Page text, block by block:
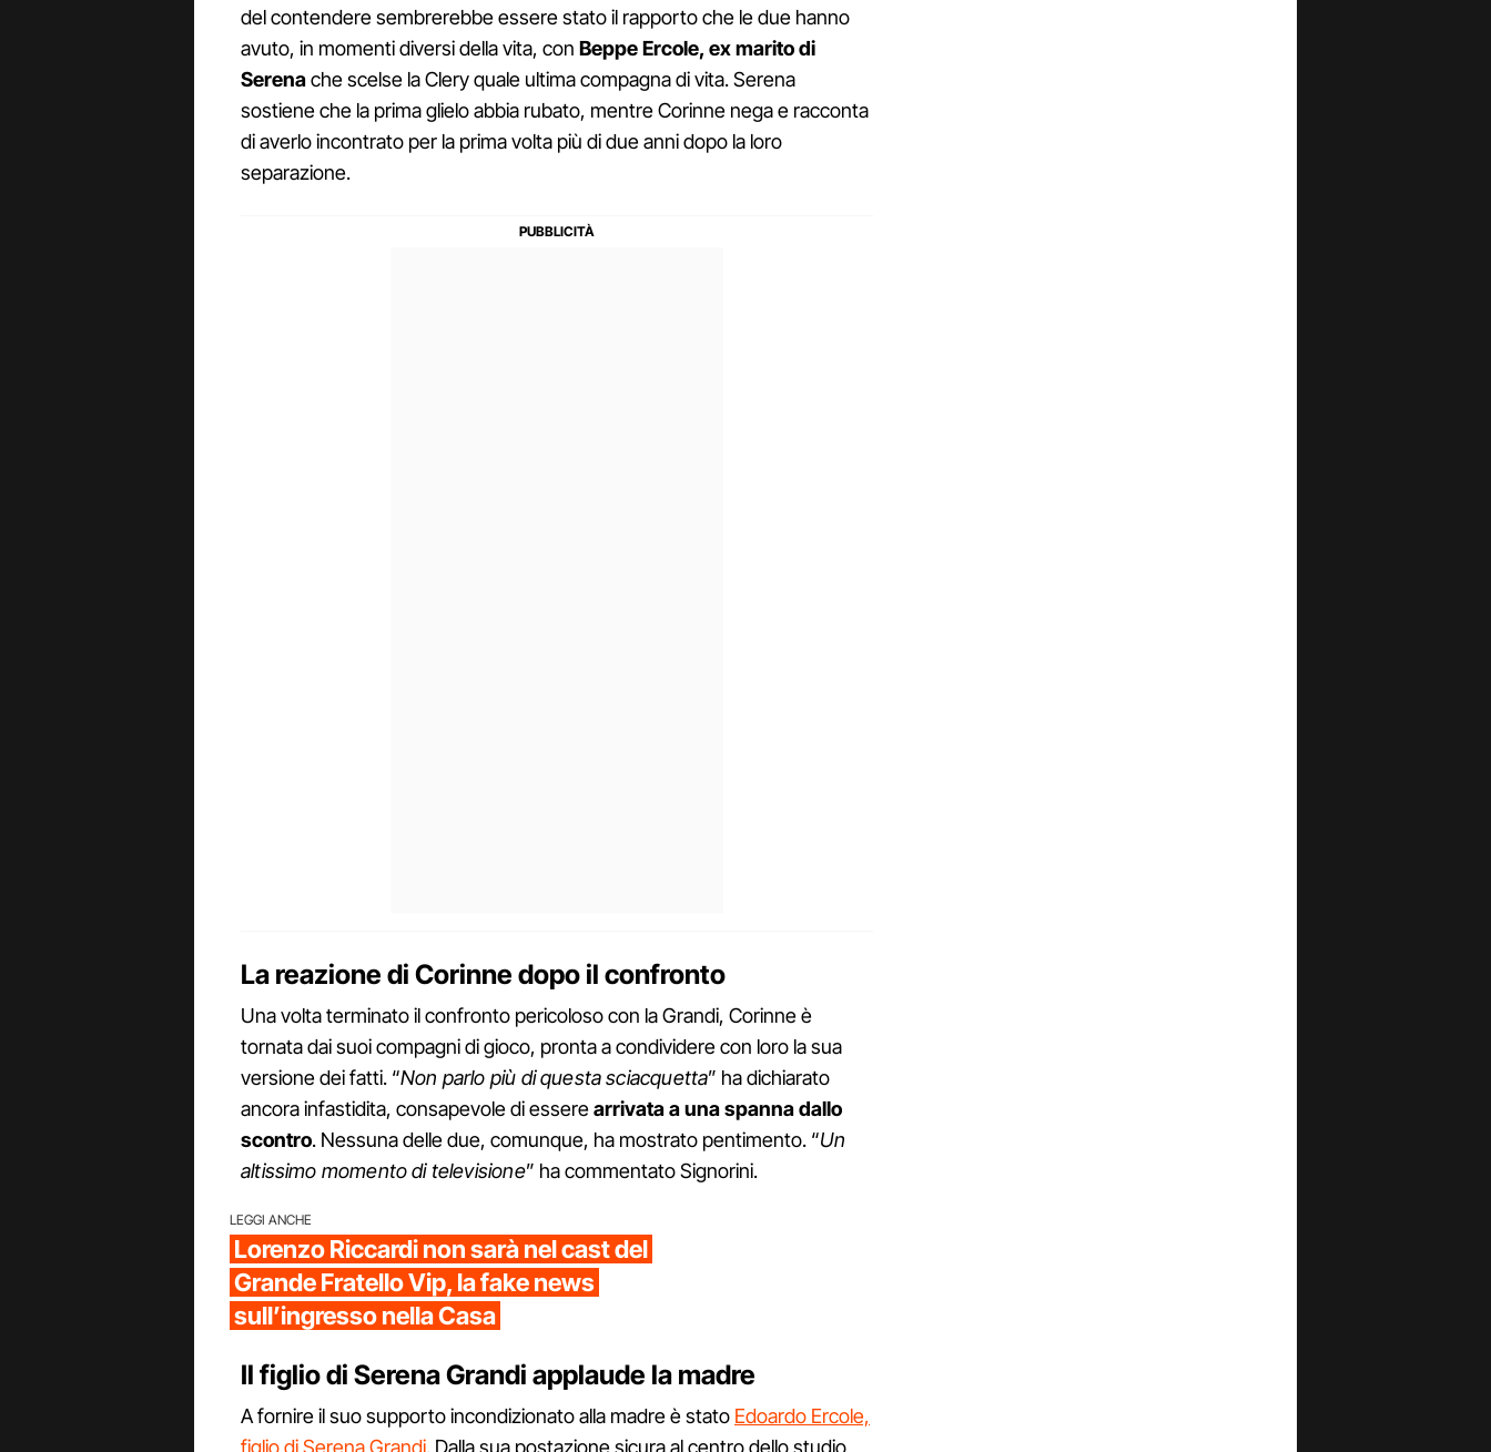
del contendere sembrerebbe essere stato il rapporto che le due hanno
avuto, in momenti diversi della vita, con Beppe Ercole, ex marito di
Serenache scelse la Clery quale ultima compagna di vita. Serena
sostiene che la prima glielo abbia rubato, mentre Corinne nega e racconta
di averlo incontrato per la prima volta più di due anni dopo la loro
separazione.
La reazione di Corinne dopo il confronto
Una volta terminato il confronto pericoloso con la Grandi, Corinne è
tornata dai suoi compagni di gioco, pronta a condividere con loro la sua
versione dei fatti. “Non parlo più di questa sciacquetta” ha dichiarato
ancora infastidita, consapevole di esserearrivata a una spanna dallo
scontro. Nessuna delle due, comunque, ha mostrato pentimento. “Un
altissimo momento di televisione” ha commentato Signorini.
LEGGI ANCHE
Lorenzo Riccardi non sarà nel cast del
Grande Fratello Vip, la fake news
sull’ingresso nella Casa
Il figlio di Serena Grandi applaude la madre
A fornire il suo supporto incondizionato alla madre è stato Edoardo Ercole,
figlio di Serena Grandi. Dalla sua postazione sicura al centro dello studio